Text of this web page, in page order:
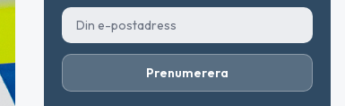
Prenumerera